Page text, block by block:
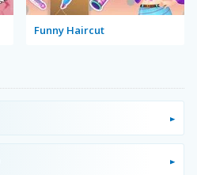
Funny Haircut